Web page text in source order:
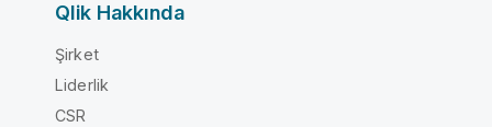
Qlik Hakkında
Şirket
Liderlik
CSR